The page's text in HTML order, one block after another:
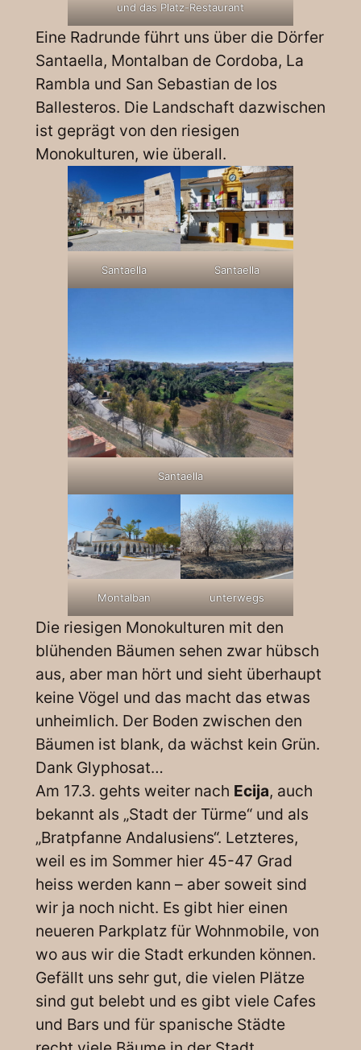
und das Platz-Restaurant
Eine Radrunde führt uns über die Dörfer
Santaella, Montalban de Cordoba, La
Rambla und San Sebastian de los
Ballesteros. Die Landschaft dazwischen
ist geprägt von den riesigen
Monokulturen, wie überall.
Santaella Santaella
Santaella
Montalban unterwegs
Die riesigen Monokulturen mit den
blühenden Bäumen sehen zwar hübsch
aus, aber man hört und sieht überhaupt
keine Vögel und das macht das etwas
unheimlich. Der Boden zwischen den
Bäumen ist blank, da wächst kein Grün.
Dank Glyphosat…
Am 17.3. gehts weiter nach Ecija, auch
bekannt als „Stadt der Türme“ und als
„Bratpfanne Andalusiens“. Letzteres,
weil es im Sommer hier 45-47 Grad
heiss werden kann – aber soweit sind
wir ja noch nicht. Es gibt hier einen
neueren Parkplatz für Wohnmobile, von
wo aus wir die Stadt erkunden können.
Gefällt uns sehr gut, die vielen Plätze
sind gut belebt und es gibt viele Cafes
und Bars und für spanische Städte